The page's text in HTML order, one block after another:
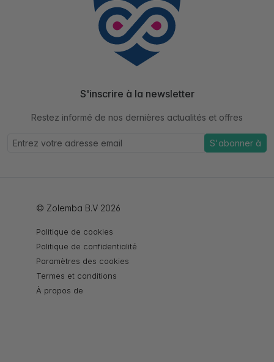
S'inscrire à la newsletter
Restez informé de nos dernières actualités et offres
S'abonner à
© Zolemba B.V 2026
Politique de cookies
Politique de confidentialité
Paramètres des cookies
Termes et conditions
À propos de